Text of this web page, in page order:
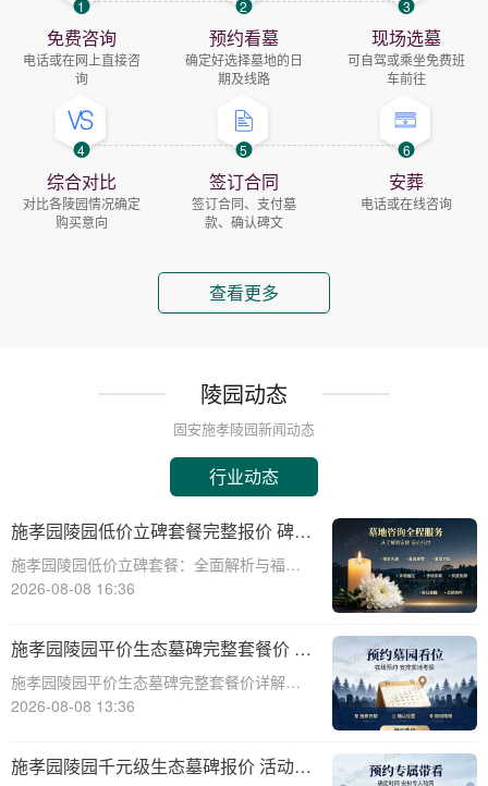
1
免费咨询
电话或在网上直接咨
询
2
预约看墓
确定好选择墓地的日
期及线路
3
现场选墓
可自驾或乘坐免费班
车前往
4
综合对比
对比各陵园情况确定
购买意向
5
签订合同
签订合同、支付墓
款、确认碑文
6
安葬
电话或在线咨询
查看更多
陵园动态
固安施孝陵园新闻动态
行业动态
施孝园陵园低价立碑套餐完整报价 碑体
耗材全部包含在内详解与福利活动介绍
施孝园陵园低价立碑套餐：全面解析与福利
活动介绍☎ 施孝园陵园电话:400-838-5063
题。施孝园陵园，作为一家致力于提供高质
量、个性化殡葬服务的陵园，始终秉持
2026-08-08 16:36
施孝园陵园平价生态墓碑完整套餐价 刻
字绿化全部包含在内详解与选购指南
施孝园陵园平价生态墓碑完整套餐价详解与
选购指南☎ 施孝园陵园电话:400-838-5063
注重环保和个性化。施孝园陵园提供的平价
生态墓碑完整套餐，正是顺应这一趋
2026-08-08 13:36
施孝园陵园千元级生态墓碑报价 活动期